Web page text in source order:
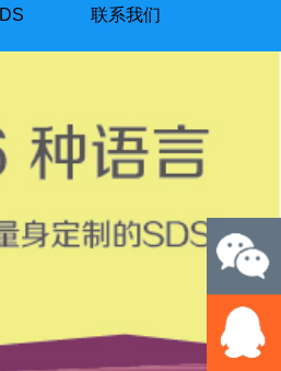
联系我们